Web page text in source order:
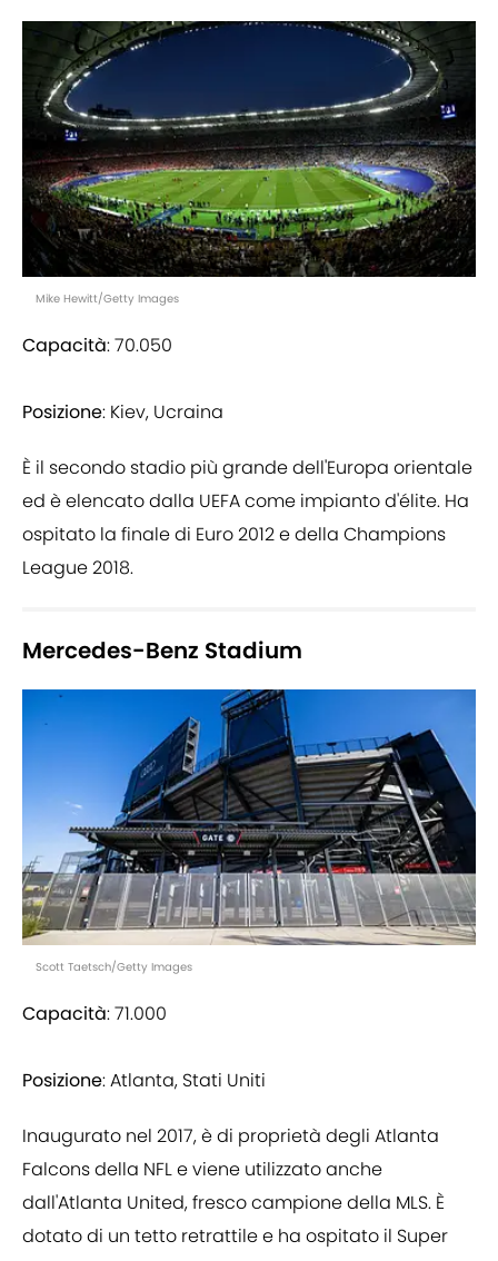
Mike Hewitt/Getty Images
Capacità: 70.050
Posizione: Kiev, Ucraina
È il secondo stadio più grande dell'Europa orientale
ed è elencato dalla UEFA come impianto d'élite. Ha
ospitato la finale di Euro 2012 e della Champions
League 2018.
Mercedes-Benz Stadium
Scott Taetsch/Getty Images
Capacità: 71.000
Posizione: Atlanta, Stati Uniti
Inaugurato nel 2017, è di proprietà degli Atlanta
Falcons della NFL e viene utilizzato anche
dall'Atlanta United, fresco campione della MLS. È
dotato di un tetto retrattile e ha ospitato il Super